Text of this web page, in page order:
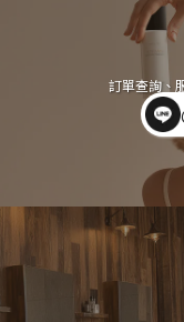
訂單查詢、